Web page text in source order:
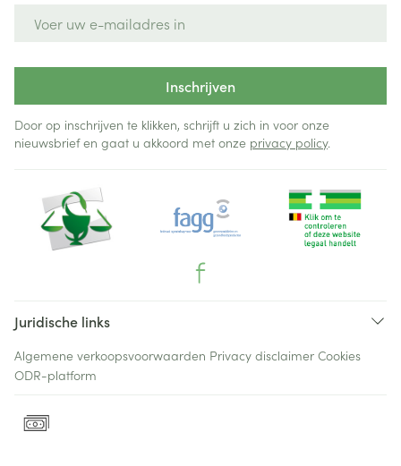
Inschrijven
Door op inschrijven te klikken, schrijft u zich in voor onze
nieuwsbrief en gaat u akkoord met onze privacy policy.
Juridische links
Algemene verkoopsvoorwaarden Privacy disclaimer Cookies
ODR-platform